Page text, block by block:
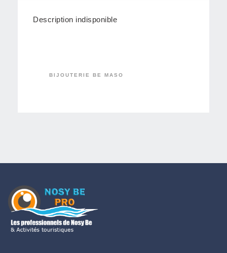
Description indisponible
BIJOUTERIE BE MASO